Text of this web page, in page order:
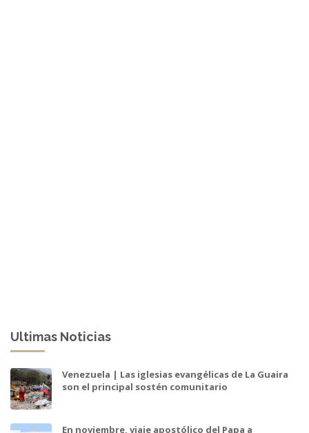
Ultimas Noticias
Venezuela | Las iglesias evangélicas de La Guaira
son el principal sostén comunitario
En noviembre, viaje apostólico del Papa a